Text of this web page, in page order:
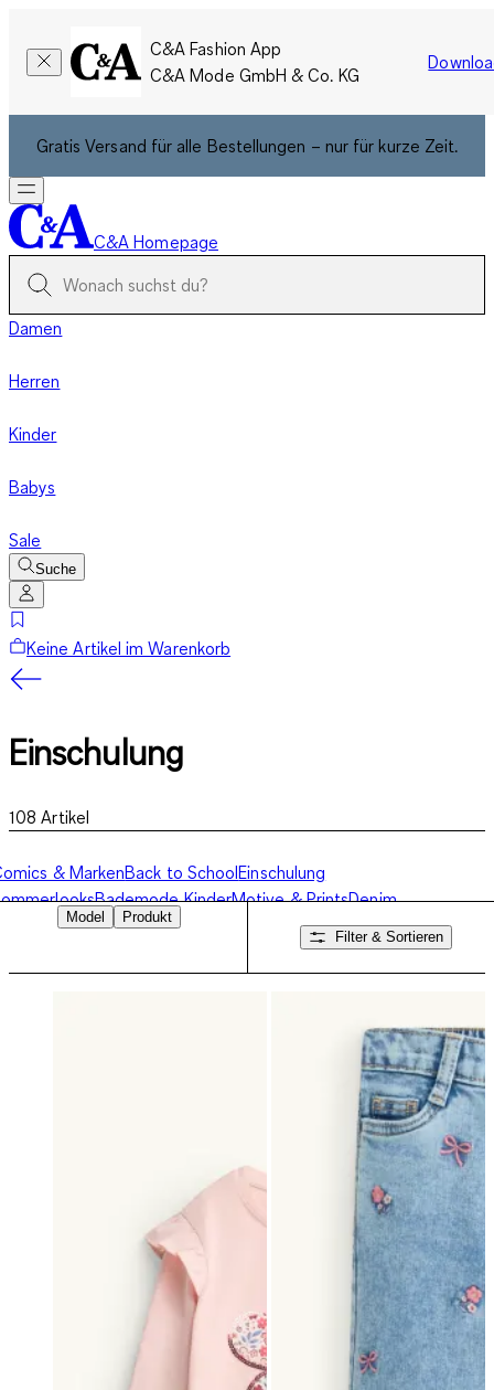
C&A Fashion App
C&A Mode GmbH & Co. KG
Gratis Versand für alle Bestellungen – nur für kurze Zeit.
C&A Homepage
Damen
Herren
Kinder
Babys
Sale
Suche
Keine Artikel im Warenkorb
Einschulung
108 Artikel
& MarkenBack to SchoolEinschulung
Bademode KinderMotive & PrintsDenim
Festliche Kindermode
Model
Produkt
Filter & Sortieren